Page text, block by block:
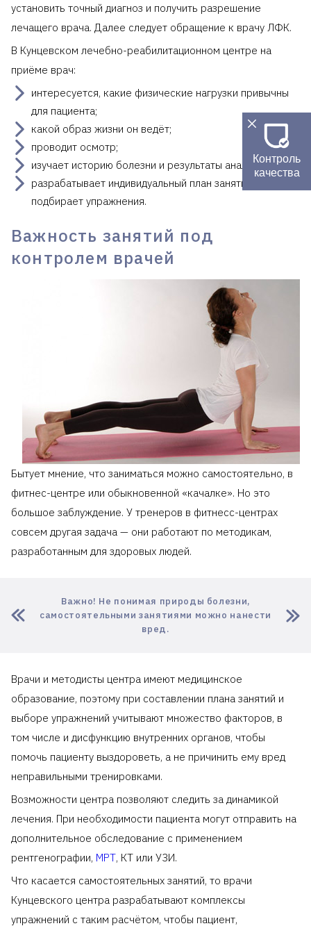
установить точный диагноз и получить разрешение
лечащего врача. Далее следует обращение к врачу ЛФК.
В Кунцевском лечебно-реабилитационном центре на
приёме врач:
интересуется, какие физические нагрузки привычны
для пациента;
какой образ жизни он ведёт;
проводит осмотр;
изучает историю болезни и результаты анализов;
разрабатывает индивидуальный план занятий и
подбирает упражнения.
Важность занятий под
контролем врачей
Бытует мнение, что заниматься можно самостоятельно, в
фитнес-центре или обыкновенной «качалке». Но это
большое заблуждение. У тренеров в фитнесс-центрах
совсем другая задача — они работают по методикам,
разработанным для здоровых людей.
Важно! Не понимая природы болезни,
самостоятельными занятиями можно нанести
вред.
Врачи и методисты центра имеют медицинское
образование, поэтому при составлении плана занятий и
выборе упражнений учитывают множество факторов, в
том числе и дисфункцию внутренних органов, чтобы
помочь пациенту выздороветь, а не причинить ему вред
неправильными тренировками.
Возможности центра позволяют следить за динамикой
лечения. При необходимости пациента могут отправить на
дополнительное обследование с применением
рентгенографии, МРТ, КТ или УЗИ.
Что касается самостоятельных занятий, то врачи
Кунцевского центра разрабатывают комплексы
упражнений с таким расчётом, чтобы пациент,
Контроль
качества